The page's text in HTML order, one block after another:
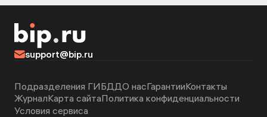
support@bip.ru
Подразделения ГИБДДО насГарантииКонтакты
ЖурналКарта сайтаПолитика конфиденциальности
Условия сервиса